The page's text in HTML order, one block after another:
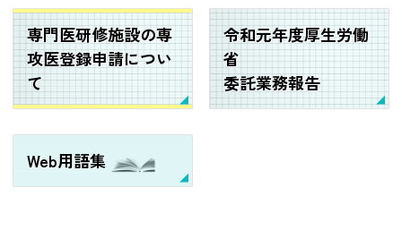
専門医研修施設の専
攻医登録申請につい
て
令和元年度厚生労働
省
委託業務報告
Web用語集